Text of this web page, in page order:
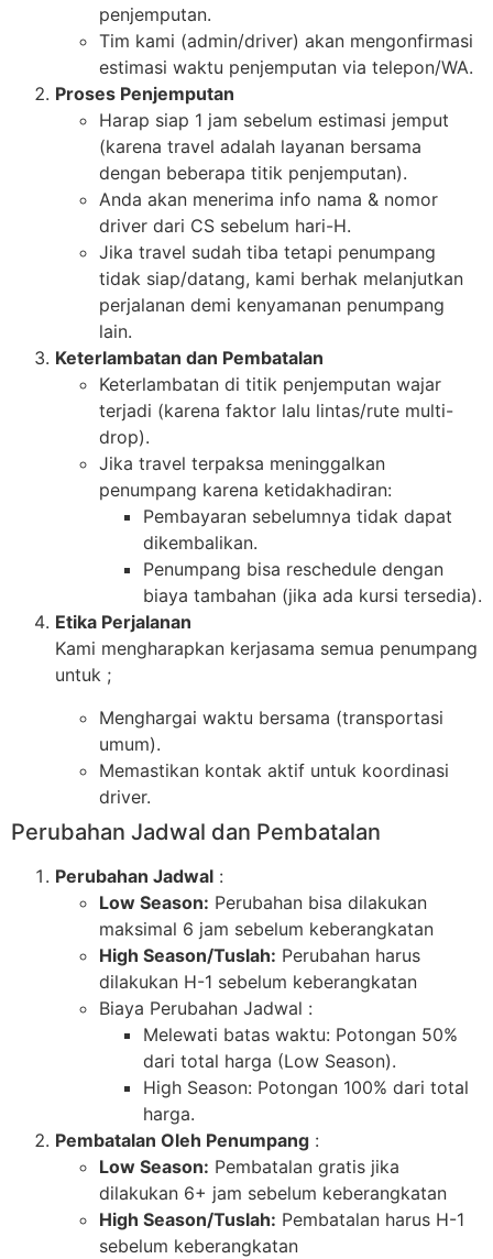
penjemputan.
Tim kami (admin/driver) akan mengonfirmasi
estimasi waktu penjemputan via telepon/WA.
Proses Penjemputan
Harap siap 1 jam sebelum estimasi jemput
(karena travel adalah layanan bersama
dengan beberapa titik penjemputan).
Anda akan menerima info nama & nomor
driver dari CS sebelum hari-H.
Jika travel sudah tiba tetapi penumpang
tidak siap/datang, kami berhak melanjutkan
perjalanan demi kenyamanan penumpang
lain.
Keterlambatan dan Pembatalan
Keterlambatan di titik penjemputan wajar
terjadi (karena faktor lalu lintas/rute multi-
drop).
Jika travel terpaksa meninggalkan
penumpang karena ketidakhadiran:
Pembayaran sebelumnya tidak dapat
dikembalikan.
Penumpang bisa reschedule dengan
biaya tambahan (jika ada kursi tersedia).
Etika Perjalanan
Kami mengharapkan kerjasama semua penumpang
untuk ;
Menghargai waktu bersama (transportasi
umum).
Memastikan kontak aktif untuk koordinasi
driver.
Perubahan Jadwal dan Pembatalan
Perubahan Jadwal :
Low Season: Perubahan bisa dilakukan
maksimal 6 jam sebelum keberangkatan
High Season/Tuslah: Perubahan harus
dilakukan H-1 sebelum keberangkatan
Biaya Perubahan Jadwal :
Melewati batas waktu: Potongan 50%
dari total harga (Low Season).
High Season: Potongan 100% dari total
harga.
Pembatalan Oleh Penumpang :
Low Season: Pembatalan gratis jika
dilakukan 6+ jam sebelum keberangkatan
High Season/Tuslah: Pembatalan harus H-1
sebelum keberangkatan